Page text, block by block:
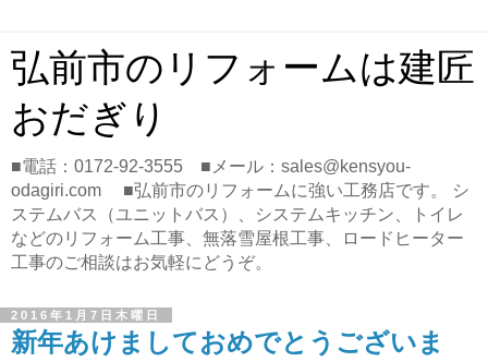
弘前市のリフォームは建匠
おだぎり
■電話：0172-92-3555 ■メール：sales@kensyou-
odagiri.com ■弘前市のリフォームに強い工務店です。 シ
ステムバス（ユニットバス）、システムキッチン、トイレ
などのリフォーム工事、無落雪屋根工事、ロードヒーター
工事のご相談はお気軽にどうぞ。
2016年1月7日木曜日
新年あけましておめでとうございま